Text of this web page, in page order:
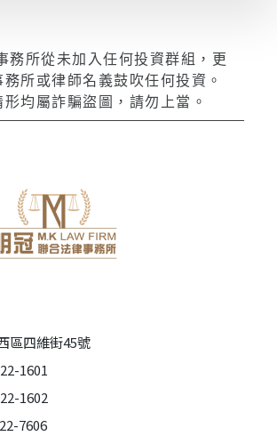
務所從未加入任何投資群組，更
務所或律師名義鼓吹任何投資。
形均屬詐騙盜圖，請勿上當。
區四維街45號
1601
1602
7606